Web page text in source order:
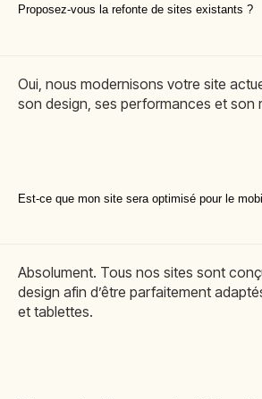
Proposez-vous la refonte de sites existants ?
Oui, nous modernisons votre site
son design, ses performances et son
Est-ce que mon site sera optimisé pour le
Absolument. Tous nos sites sont
design afin d’être parfaitement
et tablettes.